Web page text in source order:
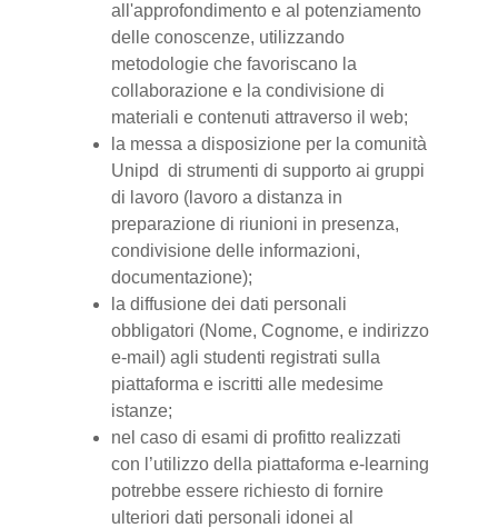
all'approfondimento e al potenziamento
delle conoscenze, utilizzando
metodologie che favoriscano la
collaborazione e la condivisione di
materiali e contenuti attraverso il web;
la messa a disposizione per la comunità
Unipd di strumenti di supporto ai gruppi
di lavoro (lavoro a distanza in
preparazione di riunioni in presenza,
condivisione delle informazioni,
documentazione);
la diffusione dei dati personali
obbligatori (Nome, Cognome, e indirizzo
e-mail) agli studenti registrati sulla
piattaforma e iscritti alle medesime
istanze;
nel caso di esami di profitto realizzati
con l’utilizzo della piattaforma e-learning
potrebbe essere richiesto di fornire
ulteriori dati personali idonei al